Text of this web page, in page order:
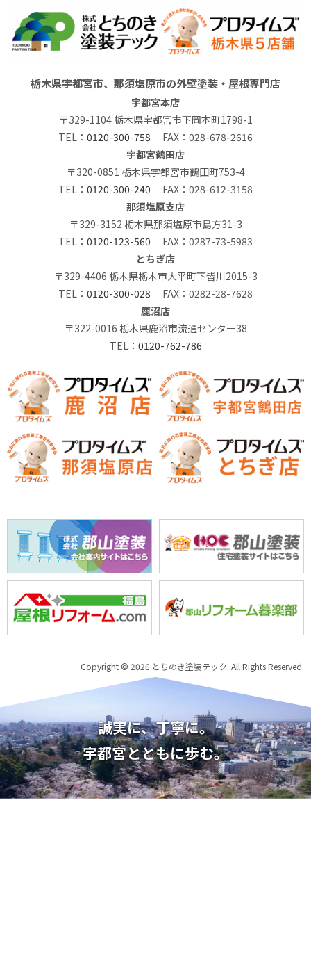
栃木県宇都宮市、那須塩原市の外壁塗装・屋根専門店
宇都宮本店
〒329-1104 栃木県宇都宮市下岡本町1798-1
TEL： 0120-300-758 FAX：028-678-2616
宇都宮鶴田店
〒320-0851 栃木県宇都宮市鶴田町753-4
TEL： 0120-300-240 FAX：028-612-3158
那須塩原支店
〒329-3152 栃木県那須塩原市島方31-3
TEL： 0120-123-560 FAX：0287-73-5983
とちぎ店
〒329-4406 栃木県栃木市大平町下皆川2015-3
TEL： 0120-300-028 FAX：0282-28-7628
鹿沼店
〒322-0016 栃木県鹿沼市流通センター38
TEL： 0120-762-786
Copyright © 2026 とちのき塗装テック. All Rights Reserved.
誠実に、丁寧に。
宇都宮とともに歩む。